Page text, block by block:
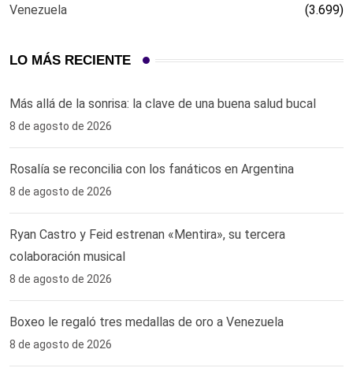
Venezuela (3.699)
LO MÁS RECIENTE
Más allá de la sonrisa: la clave de una buena salud bucal
8 de agosto de 2026
Rosalía se reconcilia con los fanáticos en Argentina
8 de agosto de 2026
Ryan Castro y Feid estrenan «Mentira», su tercera
colaboración musical
8 de agosto de 2026
Boxeo le regaló tres medallas de oro a Venezuela
8 de agosto de 2026